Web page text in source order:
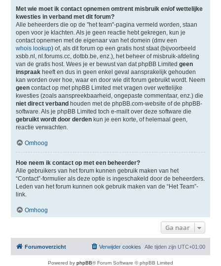
Met wie moet ik contact opnemen omtrent misbruik en/of wettelijke
kwesties in verband met dit forum?
Alle beheerders die op de "het team"-pagina vermeld worden, staan
open voor je klachten. Als je geen reactie hebt gekregen, kun je
contact opnemen met de eigenaar van het domein (dmv een
whois lookup) of, als dit forum op een gratis host staat (bijvoorbeeld
xsbb.nl, nl.forums.cc, dotbb.be, enz.), het beheer of misbruik-afdeling
van de gratis host. Wees je er bewust van dat phpBB Limited geen
inspraakheeft en dus in geen enkel geval aansprakelijk gehouden
kan worden over hoe, waar en door wie dit forum gebruikt wordt. Neem
geencontact op met phpBB Limited met vragen over wettelijke
kwesties (zoals aanspreekbaarheid, ongepaste commentaar, enz.) die
niet direct verband houden met de phpBB.com-website of de phpBB-
software. Als je phpBB Limited toch e-mailt over deze software die
gebruikt wordt door derdenkun je een korte, of helemaal geen,
reactie verwachten.
Omhoog
Hoe neem ik contact op met een beheerder?
Alle gebruikers van het forum kunnen gebruik maken van het
“Contact”-formulier als deze optie is ingeschakeld door de beheerders.
Leden van het forum kunnen ook gebruik maken van de “Het Team”-
link.
Omhoog
Ga naar
Forumoverzicht Alle tijden zijn UTC+01:00
Verwijder cookies
Powered by phpBB® Forum Software © phpBB Limited